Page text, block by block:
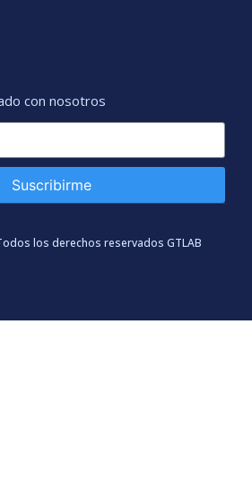
con nosotros
Suscribirme
los derechos reservados GTLAB